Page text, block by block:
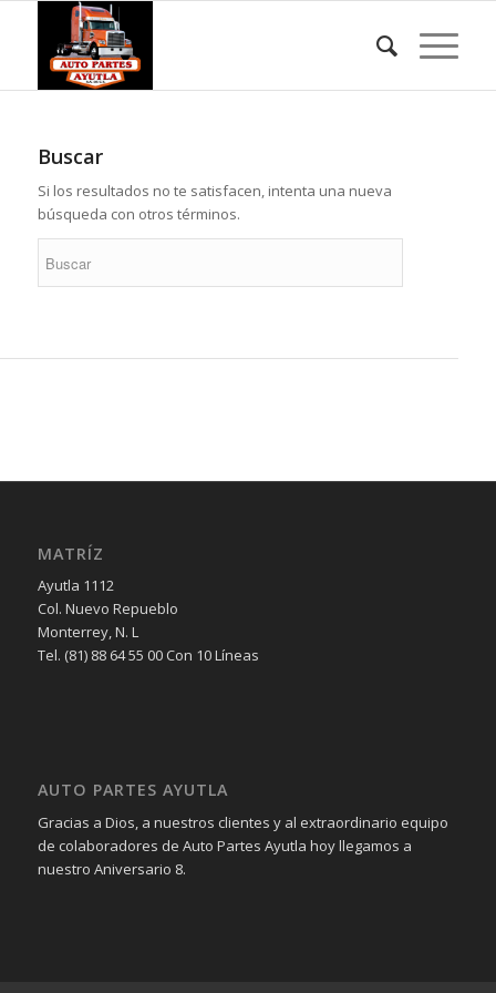
Buscar
Si los resultados no te satisfacen, intenta una nueva
búsqueda con otros términos.
MATRÍZ
Ayutla 1112
Col. Nuevo Repueblo
Monterrey, N. L
Tel. (81) 88 64 55 00 Con 10 Líneas
AUTO PARTES AYUTLA
Gracias a Dios, a nuestros clientes y al extraordinario equipo
de colaboradores de Auto Partes Ayutla hoy llegamos a
nuestro Aniversario 8.